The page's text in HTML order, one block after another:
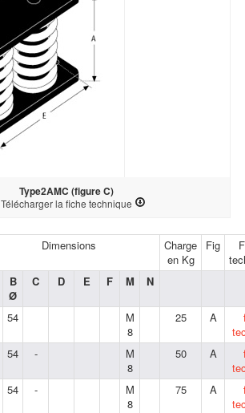
Type2AMC (figure C)
Télécharger la fiche technique
Dimensions
Charge
en Kg
Fig
B
Ø
C D E F M N
54
M
8
25 A
54 -
M
8
50 A
54 -
M
8
75 A